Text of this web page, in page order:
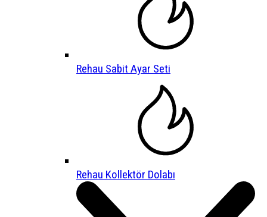
Rehau Sabit Ayar Seti
Rehau Kollektör Dolabı